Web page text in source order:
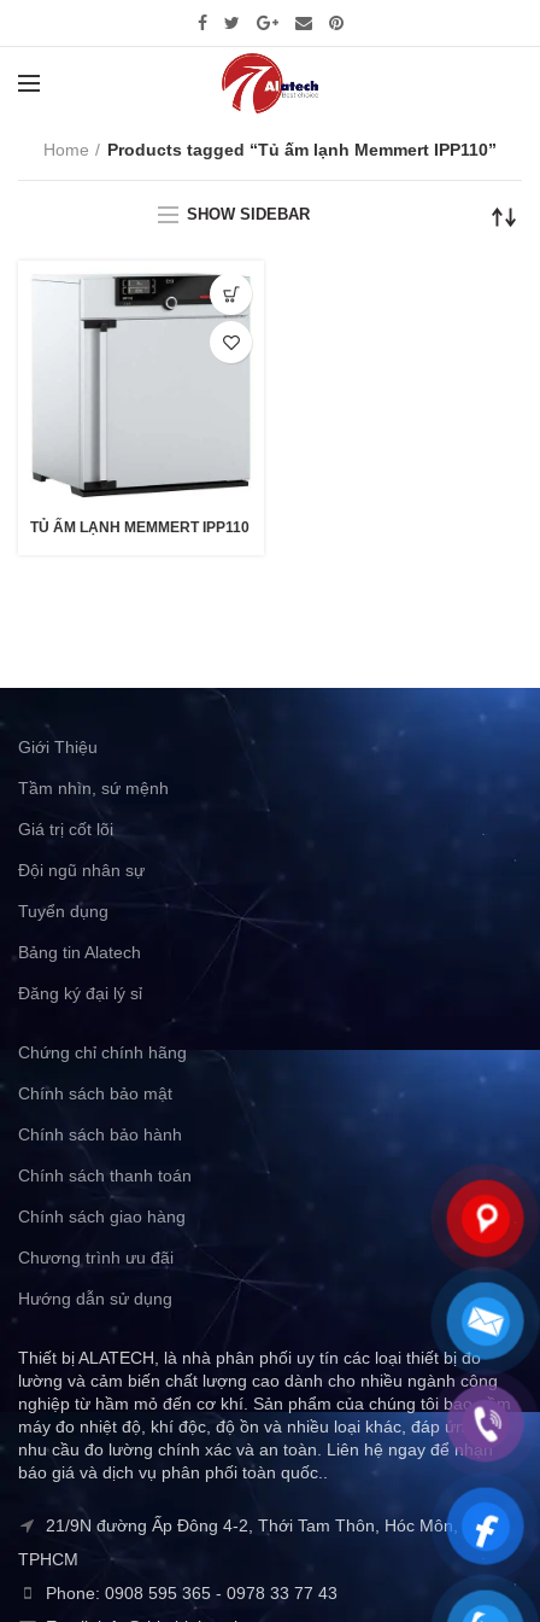
Home Products tagged “Tủ ấm lạnh Memmert IPP110”
SHOW SIDEBAR
TỦ ẤM LẠNH MEMMERT IPP110
Giới Thiệu
Tầm nhìn, sứ mệnh
Giá trị cốt lõi
Đội ngũ nhân sự
Tuyển dụng
Bảng tin Alatech
Đăng ký đại lý sỉ
Chứng chỉ chính hãng
Chính sách bảo mật
Chính sách bảo hành
Chính sách thanh toán
Chính sách giao hàng
Chương trình ưu đãi
Hướng dẫn sử dụng
Thiết bị ALATECH, là nhà phân phối uy tín các loại thiết bị đo
lường và cảm biến chất lượng cao dành cho nhiều ngành công
nghiệp từ hầm mỏ đến cơ khí. Sản phẩm của chúng tôi bao gồm
máy đo nhiệt độ, khí độc, độ ồn và nhiều loại khác, đáp ứng mọi
nhu cầu đo lường chính xác và an toàn. Liên hệ ngay để nhận
báo giá và dịch vụ phân phối toàn quốc..
21/9N đường Ấp Đông 4-2, Thới Tam Thôn, Hóc Môn,
TPHCM
Phone: 0908 595 365 - 0978 33 77 43